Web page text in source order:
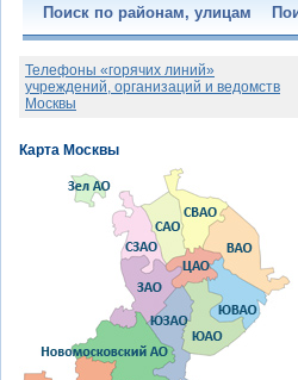
Поиск по районам, улицам
Телефоны «горячих линий»
учреждений, организаций и ведомств
Москвы